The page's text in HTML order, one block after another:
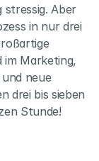
stressig. Aber
in nur drei
im Marketing,
neue
drei bis sieben
Stunde!